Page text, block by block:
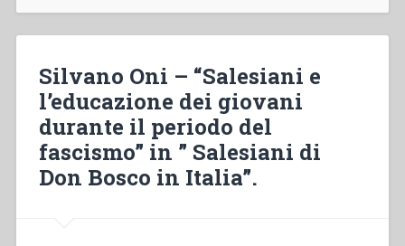
le
due
guerre
mondiali
come
risposta
Silvano Oni – “Salesiani e
l’educazione dei giovani
durante il periodo del
fascismo” in ” Salesiani di
Don Bosco in Italia”.